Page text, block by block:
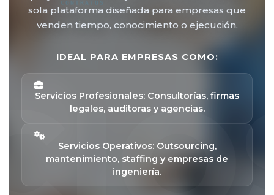
CONTRATOS
sola plataforma diseñada para empresas que
venden tiempo, conocimiento o ejecución.
IDEAL PARA EMPRESAS COMO:
Servicios Profesionales: Consultorías, firmas
legales, auditoras y agencias.
Servicios Operativos: Outsourcing,
mantenimiento, staffing y empresas de
ingeniería.